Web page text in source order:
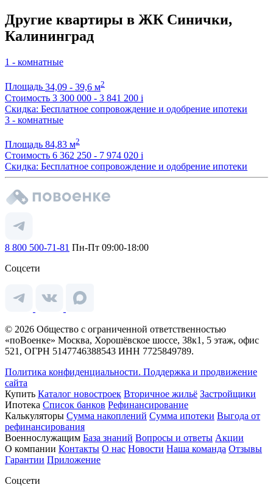
Другие квартиры в ЖК Синички,
Калининград
1 - комнатные
Площадь 34,09 - 39,6 м2
Стоимость 3 300 000 - 3 841 200 i
Скидка: Бесплатное сопровождение и одобрение ипотеки
3 - комнатные
Площадь 84,83 м2
Стоимость 6 362 250 - 7 974 020 i
Скидка: Бесплатное сопровождение и одобрение ипотеки
8 800 500-71-81 Пн-Пт 09:00-18:00
Соцсети
© 2026 Общество с ограниченной ответственностью
«поВоенке» Москва, Хорошёвское шоссе, 38к1, 5 этаж, офис
521, ОГРН 5147746388543 ИНН 7725849789.
Политика конфиденциальности. Поддержка и продвижение
сайта
Купить Каталог новостроек Вторичное жильё Застройщики
Ипотека Список банков Рефинансирование
Калькуляторы Сумма накоплений Сумма ипотеки Выгода от
рефинансирования
Военнослужащим База знаний Вопросы и ответы Акции
О компании Контакты О нас Новости Наша команда Отзывы
Гарантии Приложение
Соцсети